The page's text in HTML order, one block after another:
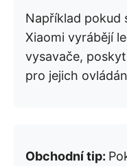
Například pokud
Xiaomi vyrábějí
vysavače,
pro jejich
Obchodní tip: